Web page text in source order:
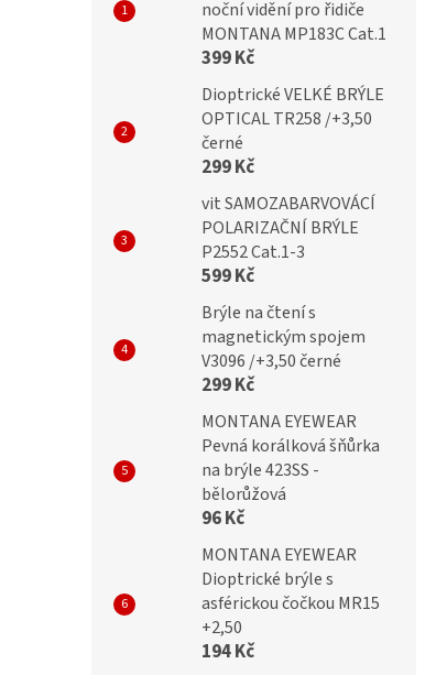
noční vidění pro řidiče
MONTANA MP183C Cat.1
399 Kč
Dioptrické VELKÉ BRÝLE
OPTICAL TR258 /+3,50
černé
299 Kč
vit SAMOZABARVOVÁCÍ
POLARIZAČNÍ BRÝLE
P2552 Cat.1-3
599 Kč
Brýle na čtení s
magnetickým spojem
V3096 /+3,50 černé
299 Kč
MONTANA EYEWEAR
Pevná korálková šňůrka
na brýle 423SS -
bělorůžová
96 Kč
MONTANA EYEWEAR
Dioptrické brýle s
asférickou čočkou MR15
+2,50
194 Kč